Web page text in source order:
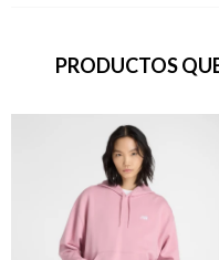
PRODUCTOS